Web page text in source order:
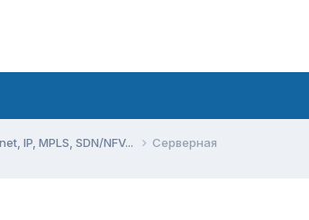
IP, MPLS, SDN/NFV... Серверная